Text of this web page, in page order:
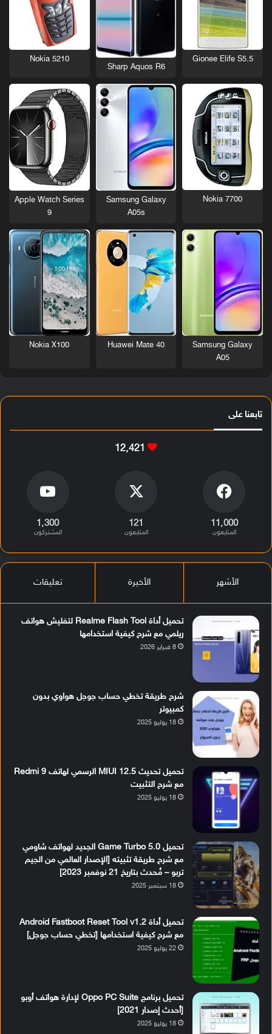
Gionee Elife S5.5
Sharp Aquos R6
Nokia 5210
Nokia 7700
Samsung Galaxy
A05s
Apple Watch Series
9
Samsung Galaxy
A05
Huawei Mate 40
Nokia X100
تابعنا على
12٬421
11٬000
المتابعون
121
المتابعون
1٬300
المشتركون
الأشهر الأخيرة تعليقات
تحميل أداة Realme Flash Tool لتفليش هواتف
ريلمي مع شرح كيفية استخدامها
8 فبراير 2026
شرح طريقة تخطي حساب جوجل هواوي بدون
كمبيوتر
18 يوليو 2025
تحميل تحديث MIUI 12.5 الرسمي لهاتف Redmi 9
مع شرح التثبيت
18 يوليو 2025
تحميل Game Turbo 5.0 الجديد لهواتف شاومي
مع شرح طريقة تثبيته [الإصدار العالمي من الجيم
تربو – مُحدث بتاريخ 21 نوفمبر 2023]
18 سبتمبر 2025
تحميل أداة Android Fastboot Reset Tool v1.2
مع شرح كيفية استخدامها [تخطي حساب جوجل]
22 يوليو 2025
تحميل برنامج Oppo PC Suite لإدارة هواتف أوبو
[أحدث إصدار 2021]
18 يوليو 2025